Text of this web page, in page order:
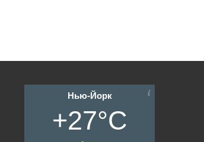
Нью-Йорк
+27°C